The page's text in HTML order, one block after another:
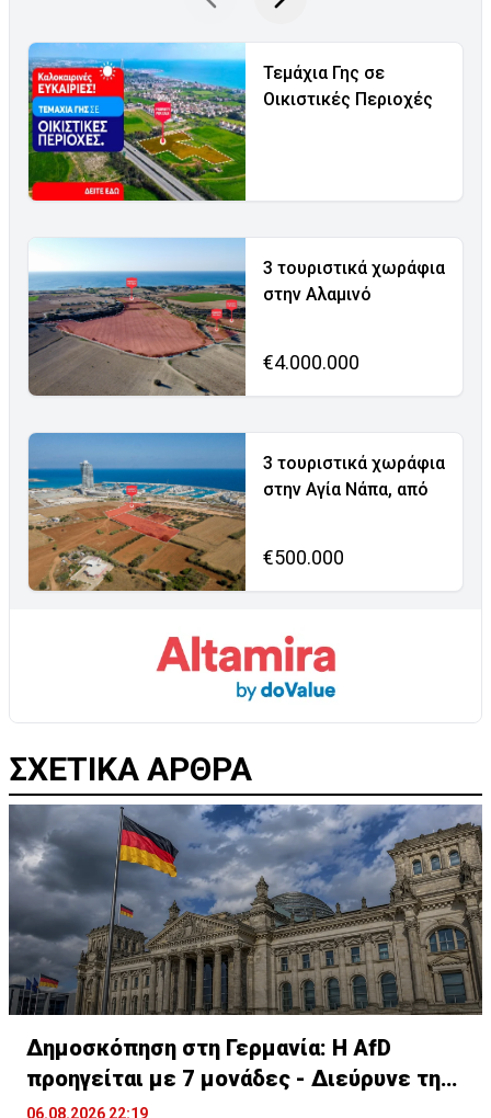
Τεμάχια Γης σε
Οικιστικές Περιοχές
3 τουριστικά χωράφια
στην Αλαμινό
€4.000.000
3 τουριστικά χωράφια
στην Αγία Νάπα, από
€500.000
ΣΧΕΤΙΚΑ ΑΡΘΡΑ
Δημοσκόπηση στη Γερμανία: Η AfD
προηγείται με 7 μονάδες - Διεύρυνε τη
διαφορά
06.08.2026 22:19